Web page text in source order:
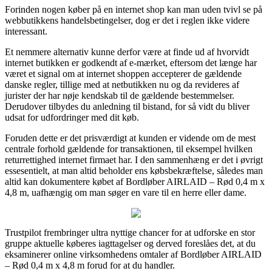
Forinden nogen køber på en internet shop kan man uden tvivl se på
webbutikkens handelsbetingelser, dog er det i reglen ikke videre
interessant.
Et nemmere alternativ kunne derfor være at finde ud af hvorvidt
internet butikken er godkendt af e-mærket, eftersom det længe har
været et signal om at internet shoppen accepterer de gældende
danske regler, tillige med at netbutikken nu og da revideres af
jurister der har nøje kendskab til de gældende bestemmelser.
Derudover tilbydes du anledning til bistand, for så vidt du bliver
udsat for udfordringer med dit køb.
Foruden dette er det prisværdigt at kunden er vidende om de mest
centrale forhold gældende for transaktionen, til eksempel hvilken
returrettighed internet firmaet har. I den sammenhæng er det i øvrigt
essesentielt, at man altid beholder ens købsbekræftelse, således man
altid kan dokumentere købet af Bordløber AIRLAID – Rød 0,4 m x
4,8 m, uafhængig om man søger en vare til en herre eller dame.
Trustpilot frembringer ultra nyttige chancer for at udforske en stor
gruppe aktuelle køberes iagttagelser og derved foreslåes det, at du
eksaminerer online virksomhedens omtaler af Bordløber AIRLAID
– Rød 0,4 m x 4,8 m forud for at du handler.